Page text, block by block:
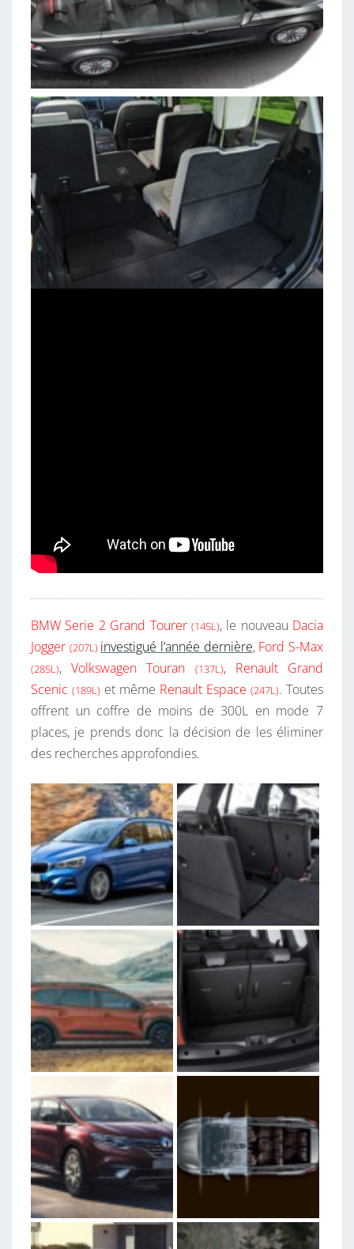
BMW Serie 2 Grand Tourer (145L), le nouveau Dacia
Jogger (207L) investigué l’année dernière, Ford S-Max
(285L),Volkswagen Touran (137L), Renault Grand
Scenic (189L) et même Renault Espace (247L). Toutes
offrent un coffre de moins de 300L en mode 7
places, je prends donc la décision de les éliminer
des recherches approfondies.